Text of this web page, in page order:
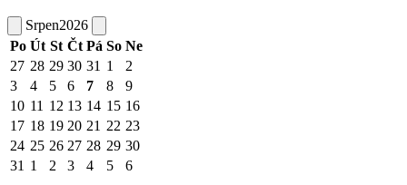
Srpen2026
Po Út St Čt Pá So Ne
27 28 29 30 31 1
2
3
4 5 6 7 8
9
10 11 12 13 14 15 16
17 18 19 20 21 22 23
24 25 26 27 28 29 30
31 1 2 3 4 5 6